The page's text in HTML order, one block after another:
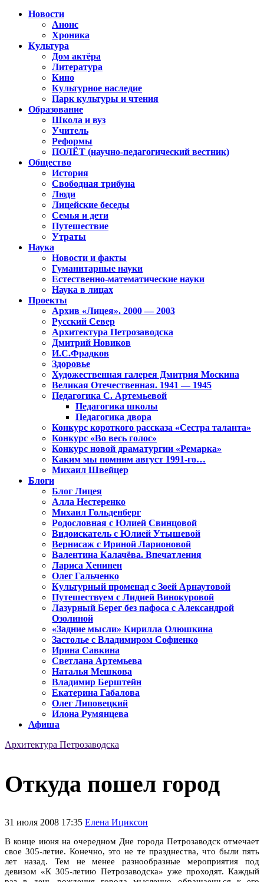
Новости
Анонс
Хроника
Культура
Дом актёра
Литература
Кино
Культурное наследие
Парк культуры и чтения
Образование
Школа и вуз
Учитель
Реформы
ПОЛЁТ (научно-педагогический вестник)
Общество
История
Свободная трибуна
Люди
Лицейские беседы
Семья и дети
Путешествие
Утраты
Наука
Новости и факты
Гуманитарные науки
Естественно-математические науки
Наука в лицах
Проекты
Архив «Лицея». 2000 — 2003
Русский Север
Архитектура Петрозаводска
Дмитрий Новиков
И.С.Фрадков
Здоровье
Художественная галерея Дмитрия Москина
Великая Отечественная. 1941 — 1945
Педагогика С. Артемьевой
Педагогика школы
Педагогика двора
Конкурс короткого рассказа «Сестра таланта»
Конкурс «Во весь голос»
Конкурс новой драматургии «Ремарка»
Каким мы помним август 1991-го…
Михаил Швейцер
Блоги
Блог Лицея
Алла Нестеренко
Михаил Гольденберг
Родословная с Юлией Свинцовой
Видоискатель с Юлией Утышевой
Вернисаж с Ириной Ларионовой
Валентина Калачёва. Впечатления
Лариса Хенинен
Олег Гальченко
Культурный променад с Зоей Арнаутовой
Путешествуем с Лидией Винокуровой
Лазурный Берег без пафоса с Александрой
Озолиной
«Задние мысли» Кирилла Олюшкина
Застолье с Владимиром Софиенко
Ирина Савкина
Светлана Артемьева
Наталья Мешкова
Владимир Берштейн
Екатерина Габалова
Олег Липовецкий
Илона Румянцева
Афиша
Архитектура Петрозаводска
Откуда пошел город
31 июля 2008 17:35 Елена Ициксон
В конце июня на очередном Дне города Петрозаводск отмечает
свое 305-летие. Конечно, это не те празднества, что были пять
лет назад. Тем не менее разнообразные мероприятия под
девизом «К 305-летию Петрозаводска» уже проходят. Каждый